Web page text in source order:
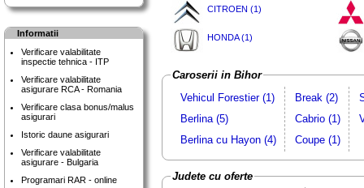
Informatii
Verificare valabilitate
inspectie tehnica - ITP
Verificare valabilitate
asigurare RCA - Romania
Verificare clasa bonus/malus
asigurari
Istoric daune asigurari
Verificare valabilitate
asigurare - Bulgaria
Programari RAR - online
CITROEN (1)
HONDA (1)
Caroserii in Bihor
Vehicul Forestier (1)
Berlina (5)
Berlina cu Hayon (4)
Break (2)
Cabrio (1)
Coupe (1)
Judete cu oferte